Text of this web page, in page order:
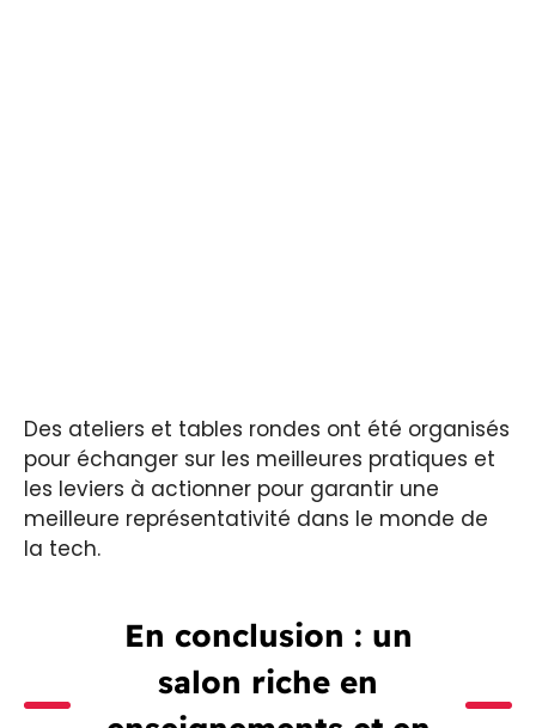
Des ateliers et tables rondes ont été organisés
pour échanger sur les meilleures pratiques et
les leviers à actionner pour garantir une
meilleure représentativité dans le monde de
la tech.
En conclusion : un
salon riche en